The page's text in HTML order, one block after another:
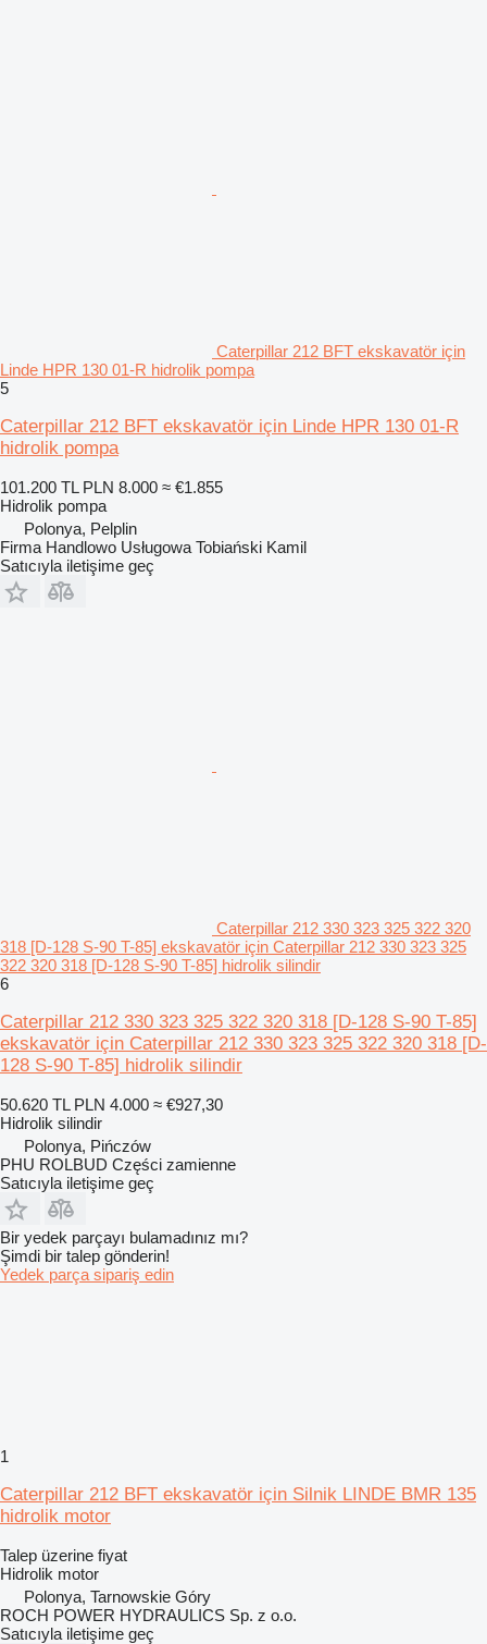
Caterpillar 212 BFT ekskavatör için
Linde HPR 130 01-R hidrolik pompa
5
Caterpillar 212 BFT ekskavatör için Linde HPR 130 01-R
hidrolik pompa
101.200 TL PLN 8.000 ≈ €1.855
Hidrolik pompa
Polonya, Pelplin
Firma Handlowo Usługowa Tobiański Kamil
Satıcıyla iletişime geç
Caterpillar 212 330 323 325 322 320
318 [D-128 S-90 T-85] ekskavatör için Caterpillar 212 330 323 325
322 320 318 [D-128 S-90 T-85] hidrolik silindir
6
Caterpillar 212 330 323 325 322 320 318 [D-128 S-90 T-85]
ekskavatör için Caterpillar 212 330 323 325 322 320 318 [D-
128 S-90 T-85] hidrolik silindir
50.620 TL PLN 4.000 ≈ €927,30
Hidrolik silindir
Polonya, Pińczów
PHU ROLBUD Części zamienne
Satıcıyla iletişime geç
Bir yedek parçayı bulamadınız mı?
Şimdi bir talep gönderin!
Yedek parça sipariş edin
1
Caterpillar 212 BFT ekskavatör için Silnik LINDE BMR 135
hidrolik motor
Talep üzerine fiyat
Hidrolik motor
Polonya, Tarnowskie Góry
ROCH POWER HYDRAULICS Sp. z o.o.
Satıcıyla iletişime geç